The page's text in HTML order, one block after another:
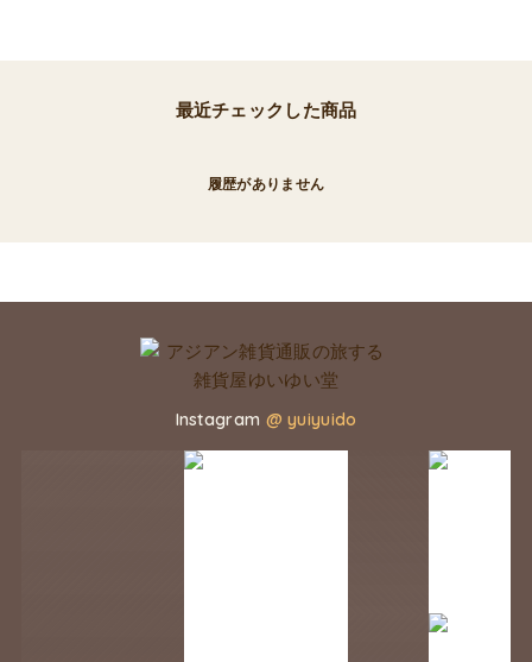
最近チェックした商品
履歴がありません
Instagram @ yuiyuido